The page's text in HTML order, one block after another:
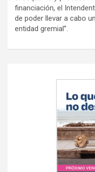
financiación, el
de poder llevar a cabo
entidad gremial”.